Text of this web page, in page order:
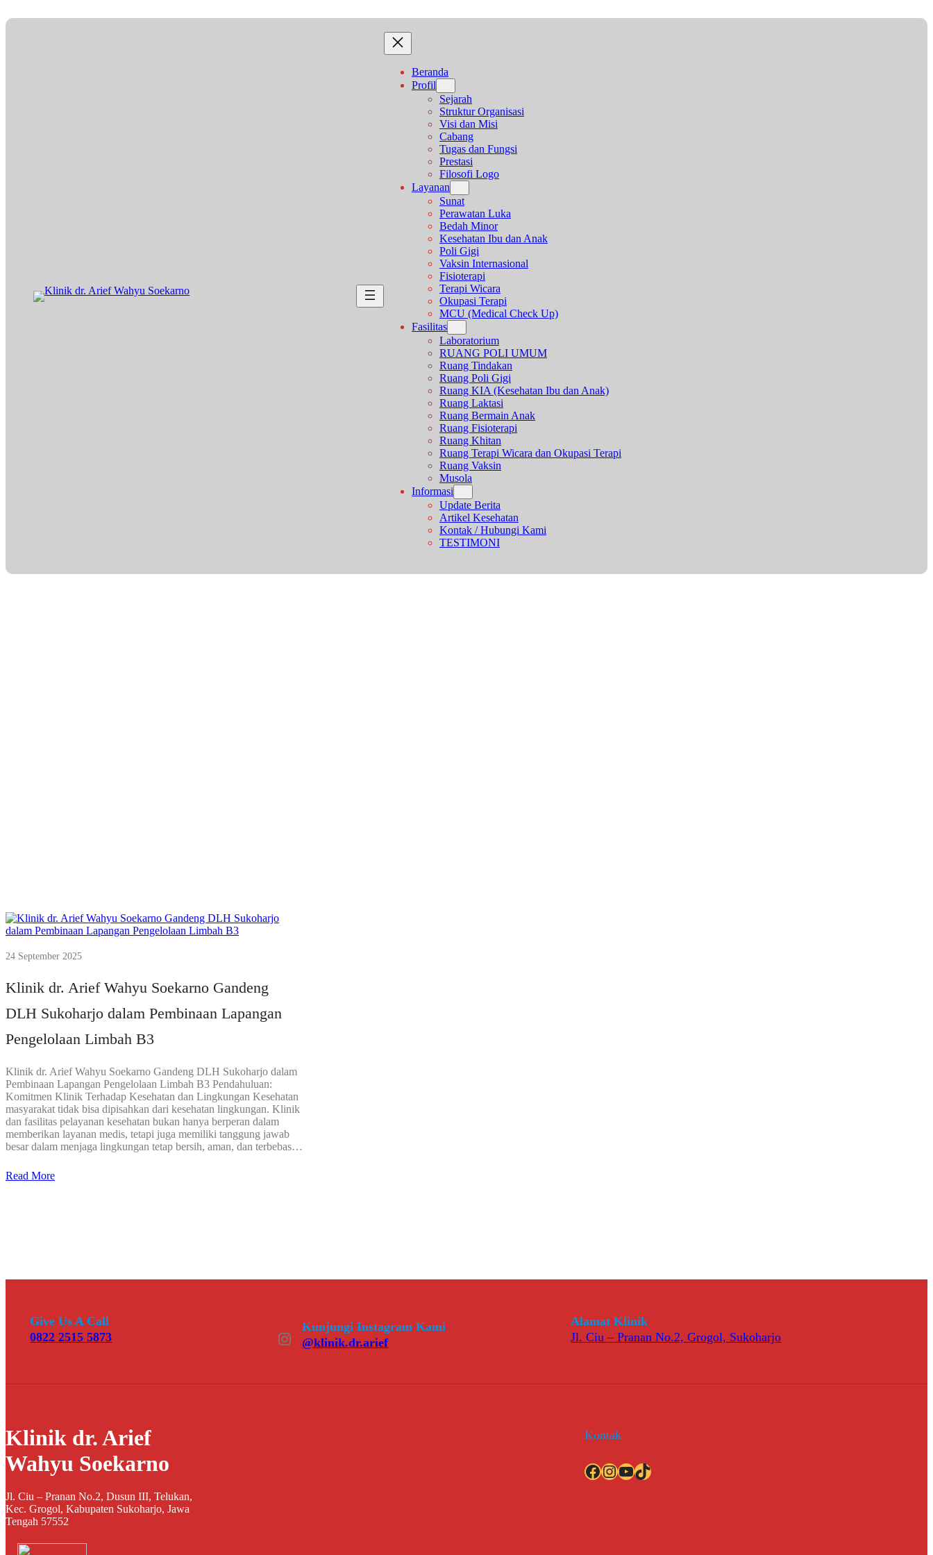
ke
Beranda
Profil
Sejarah
Struktur Organisasi
Visi dan Misi
Cabang
Tugas dan Fungsi
Prestasi
Filosofi Logo
Layanan
Sunat
Perawatan Luka
Bedah Minor
Kesehatan Ibu dan Anak
Poli Gigi
Vaksin Internasional
Fisioterapi
Terapi Wicara
Okupasi Terapi
MCU (Medical Check Up)
Fasilitas
Laboratorium
RUANG POLI UMUM
Ruang Tindakan
Ruang Poli Gigi
Ruang KIA (Kesehatan Ibu dan Anak)
Ruang Laktasi
Ruang Bermain Anak
Ruang Fisioterapi
Ruang Khitan
Ruang Terapi Wicara dan Okupasi Terapi
Ruang Vaksin
Musola
Informasi
Update Berita
Artikel Kesehatan
Kontak / Hubungi Kami
TESTIMONI
24 September 2025
Klinik dr. Arief Wahyu Soekarno Gandeng
DLH Sukoharjo dalam Pembinaan Lapangan
Pengelolaan Limbah B3
Klinik dr. Arief Wahyu Soekarno Gandeng DLH Sukoharjo dalam
Pembinaan Lapangan Pengelolaan Limbah B3 Pendahuluan:
Komitmen Klinik Terhadap Kesehatan dan Lingkungan Kesehatan
masyarakat tidak bisa dipisahkan dari kesehatan lingkungan. Klinik
dan fasilitas pelayanan kesehatan bukan hanya berperan dalam
memberikan layanan medis, tetapi juga memiliki tanggung jawab
besar dalam menjaga lingkungan tetap bersih, aman, dan terbebas…
Read More
Give Us A Call
0822 2515 5873
Instagram
Kunjungi Instagram Kami
@klinik.dr.arief
Alamat Klinik
Jl. Ciu – Pranan No.2, Grogol, Sukoharjo
Klinik dr. Arief
Wahyu Soekarno
Jl. Ciu – Pranan No.2, Dusun III, Telukan,
Kec. Grogol, Kabupaten Sukoharjo, Jawa
Tengah 57552
Kontak
Facebook InstagramYouTube TikTok